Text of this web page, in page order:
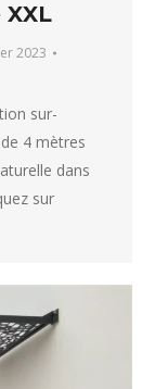
2023
sur-
4 mètres
dans
sur